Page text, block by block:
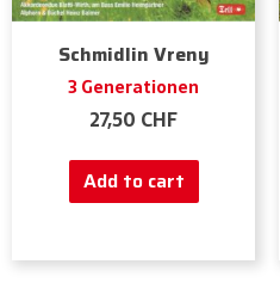
Schmidlin Vreny
3 Generationen
27,50 CHF
Add to cart